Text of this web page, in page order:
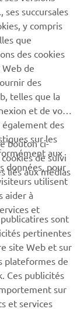
ses succursales
y compris
que
des cookies
de
des
telles que la
et de vos
des
sur les
aux
données, pour
utilisent
aider à
et
bouton ci-
de suivi
liés aux médias
sont
pertinentes
site Web et sur
plateformes de
Ces publicités
sur
et services